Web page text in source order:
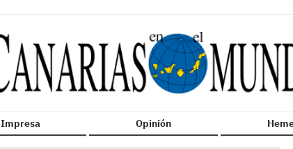
Impresa Opinión